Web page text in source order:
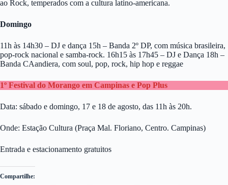
ao Rock, temperados com a cultura latino-americana.
Domingo
11h às 14h30 – DJ e dança 15h – Banda 2º DP, com música brasileira,
pop-rock nacional e samba-rock. 16h15 às 17h45 – DJ e Dança 18h –
Banda CAandiera, com soul, pop, rock, hip hop e reggae
1º Festival do Morango em Campinas e Pop Plus
Data: sábado e domingo, 17 e 18 de agosto, das 11h às 20h.
Onde: Estação Cultura (Praça Mal. Floriano, Centro. Campinas)
Entrada e estacionamento gratuitos
Compartilhe: